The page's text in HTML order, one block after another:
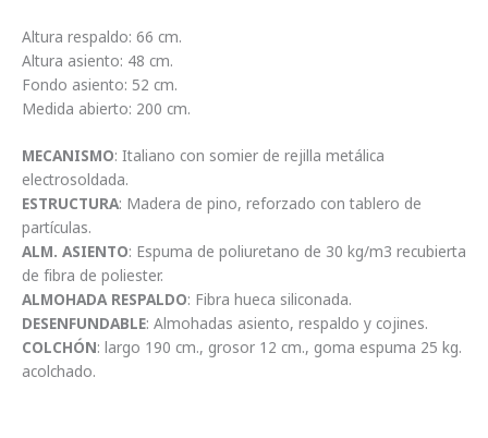
Altura respaldo: 66 cm.
Altura asiento: 48 cm.
Fondo asiento: 52 cm.
Medida abierto: 200 cm.
MECANISMO: Italiano con somier de rejilla metálica
electrosoldada.
ESTRUCTURA: Madera de pino, reforzado con tablero de
partículas.
ALM. ASIENTO: Espuma de poliuretano de 30 kg/m3 recubierta
de fibra de poliester.
ALMOHADA RESPALDO: Fibra hueca siliconada.
DESENFUNDABLE: Almohadas asiento, respaldo y cojines.
COLCHÓN: largo 190 cm., grosor 12 cm., goma espuma 25 kg.
acolchado.